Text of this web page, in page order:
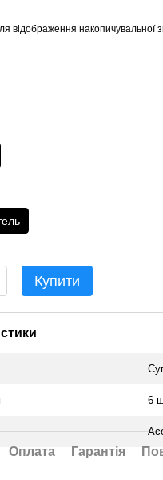
відображення накопичувальної
Купити
6
Оплата Гарантія